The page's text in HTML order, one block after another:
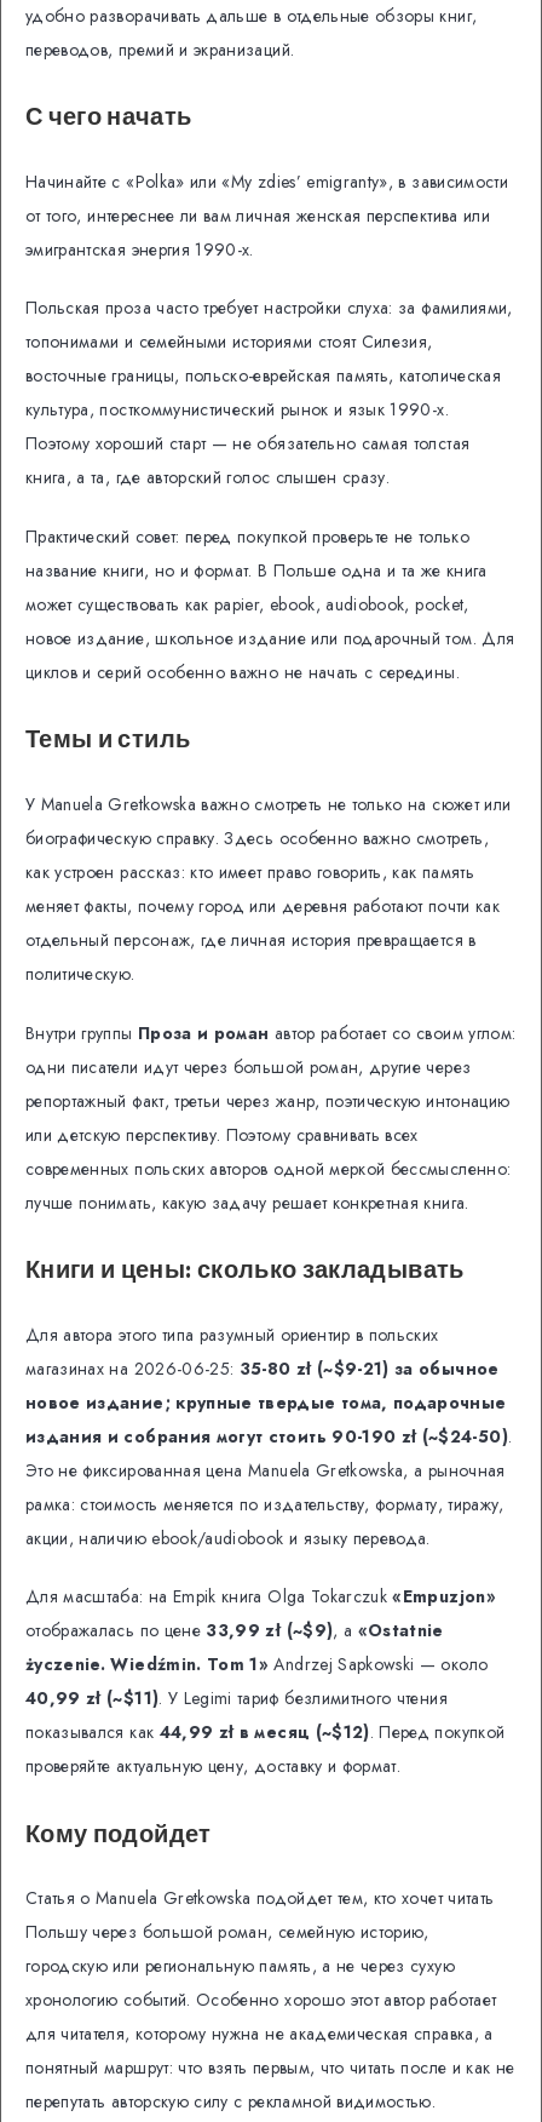
удобно разворачивать дальше в отдельные обзоры книг,
переводов, премий и экранизаций.
С чего начать
Начинайте с «Polka» или «My zdies’ emigranty», в зависимости
от того, интереснее ли вам личная женская перспектива или
эмигрантская энергия 1990-х.
Польская проза часто требует настройки слуха: за фамилиями,
топонимами и семейными историями стоят Силезия,
восточные границы, польско-еврейская память, католическая
культура, посткоммунистический рынок и язык 1990-х.
Поэтому хороший старт — не обязательно самая толстая
книга, а та, где авторский голос слышен сразу.
Практический совет: перед покупкой проверьте не только
название книги, но и формат. В Польше одна и та же книга
может существовать как papier, ebook, audiobook, pocket,
новое издание, школьное издание или подарочный том. Для
циклов и серий особенно важно не начать с середины.
Темы и стиль
У Manuela Gretkowska важно смотреть не только на сюжет или
биографическую справку. Здесь особенно важно смотреть,
как устроен рассказ: кто имеет право говорить, как память
меняет факты, почему город или деревня работают почти как
отдельный персонаж, где личная история превращается в
политическую.
Внутри группы Проза и роман автор работает со своим углом:
одни писатели идут через большой роман, другие через
репортажный факт, третьи через жанр, поэтическую интонацию
или детскую перспективу. Поэтому сравнивать всех
современных польских авторов одной меркой бессмысленно:
лучше понимать, какую задачу решает конкретная книга.
Книги и цены: сколько закладывать
Для автора этого типа разумный ориентир в польских
магазинах на 2026-06-25: 35-80 zł (~$9-21) за обычное
новое издание; крупные твердые тома, подарочные
издания и собрания могут стоить 90-190 zł (~$24-50).
Это не фиксированная цена Manuela Gretkowska, а рыночная
рамка: стоимость меняется по издательству, формату, тиражу,
акции, наличию ebook/audiobook и языку перевода.
Для масштаба: на Empik книга Olga Tokarczuk«Empuzjon»
отображалась по цене 33,99 zł (~$9), а «Ostatnie
życzenie. Wiedźmin. Tom 1» Andrzej Sapkowski — около
40,99 zł (~$11). У Legimi тариф безлимитного чтения
показывался как 44,99 zł в месяц (~$12). Перед покупкой
проверяйте актуальную цену, доставку и формат.
Кому подойдет
Статья о Manuela Gretkowska подойдет тем, кто хочет читать
Польшу через большой роман, семейную историю,
городскую или региональную память, а не через сухую
хронологию событий. Особенно хорошо этот автор работает
для читателя, которому нужна не академическая справка, а
понятный маршрут: что взять первым, что читать после и как не
перепутать авторскую силу с рекламной видимостью.